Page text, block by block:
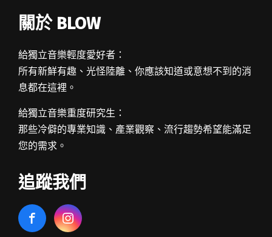
關於 BLOW
給獨立音樂輕度愛好者：
所有新鮮有趣、光怪陸離、你應該知道或意想不到的消
息都在這裡。
給獨立音樂重度研究生：
那些冷僻的專業知識、產業觀察、流行趨勢希望能滿足
您的需求。
追蹤我們